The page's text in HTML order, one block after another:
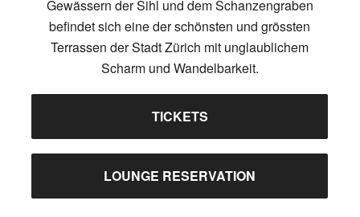
Gewässern der Sihl und dem Schanzengraben
befindet sich eine der schönsten und grössten
Terrassen der Stadt Zürich mit unglaublichem
Scharm und Wandelbarkeit.
TICKETS
LOUNGE RESERVATION